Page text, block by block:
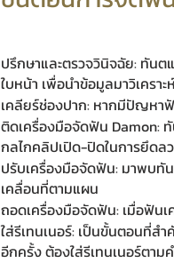
ปรึกษาและตรวจวินิจฉัย: ทัน
ใบหน้า เพื่อนำข้อมูลมาวิเครา
เคลียร์ช่องปาก: หากมีปัญหา
ติดเครื่องมือจัดฟัน Damon:
กลไกคลิปเปิด-ปิดในการยึดล
ปรับเครื่องมือจัดฟัน: มาพบทั
เคลื่อนที่ตามแผน
ถอดเครื่องมือจัดฟัน: เมื่อฟัน
ใส่รีเทนเนอร์: เป็นขั้นตอนที่
อีกครั้ง ต้องใส่รีเทนเนอร์ตา